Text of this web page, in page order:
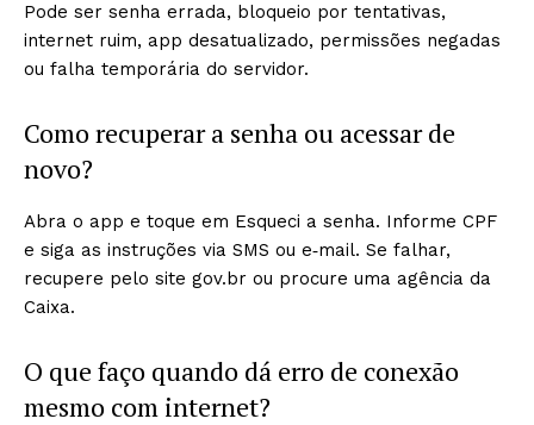
Pode ser senha errada, bloqueio por tentativas,
internet ruim, app desatualizado, permissões negadas
ou falha temporária do servidor.
Como recuperar a senha ou acessar de
novo?
Abra o app e toque em Esqueci a senha. Informe CPF
e siga as instruções via SMS ou e‑mail. Se falhar,
recupere pelo site gov.br ou procure uma agência da
Caixa.
O que faço quando dá erro de conexão
mesmo com internet?